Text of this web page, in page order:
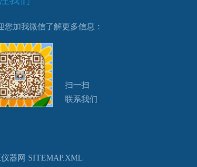
您加我微信了解更多信息：
扫一扫
联系我们
器网 SITEMAP.XML